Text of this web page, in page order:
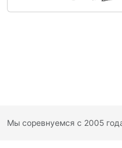
Мы соревнуемся с 2005